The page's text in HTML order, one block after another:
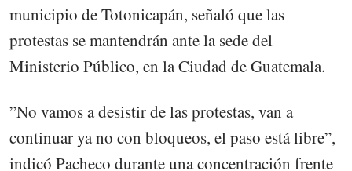
municipio de Totonicapán, señaló que las
protestas se mantendrán ante la sede del
Ministerio Público, en la Ciudad de Guatemala.
”No vamos a desistir de las protestas, van a
continuar ya no con bloqueos, el paso está libre”,
indicó Pacheco durante una concentración frente